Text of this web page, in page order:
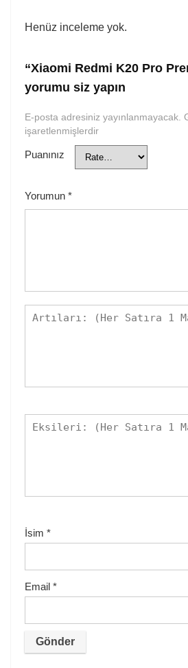
Henüz inceleme yok.
“Xiaomi Redmi K20 Pro
yorumu siz yapın
E-posta adresiniz yayınlanmayacak.
işaretlenmişlerdir
Puanınız
Yorumun *
İsim *
Email *